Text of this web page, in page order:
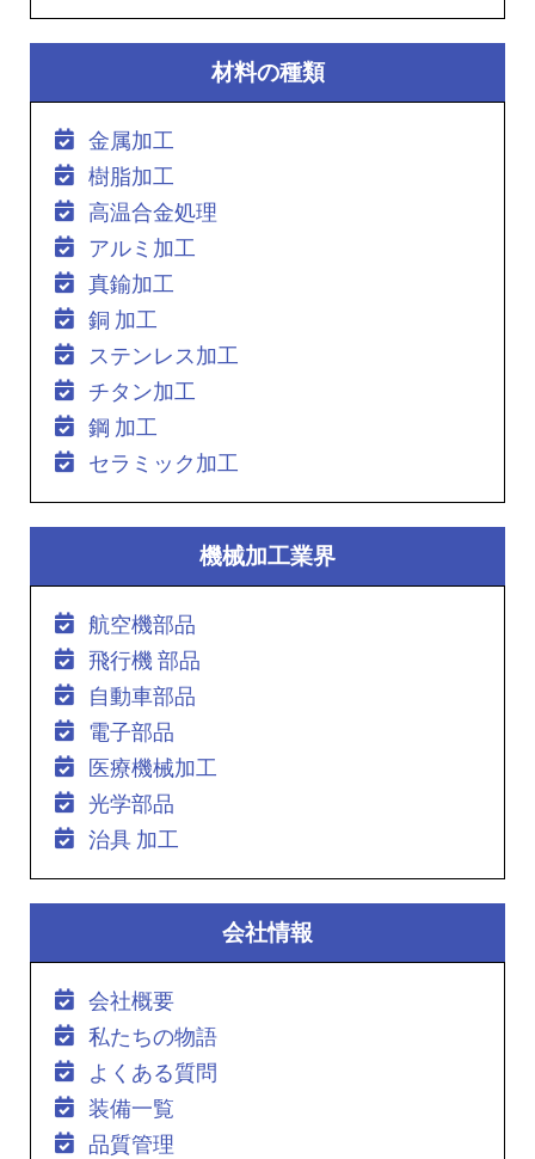
材料の種類
金属加工
樹脂加工
高温合金処理
アルミ加工
真鍮加工
銅 加工
ステンレス加工
チタン加工
鋼 加工
セラミック加工
機械加工業界
航空機部品
飛行機 部品
自動車部品
電子部品
医療機械加工
光学部品
治具 加工
会社情報
会社概要
私たちの物語
よくある質問
装備一覧
品質管理